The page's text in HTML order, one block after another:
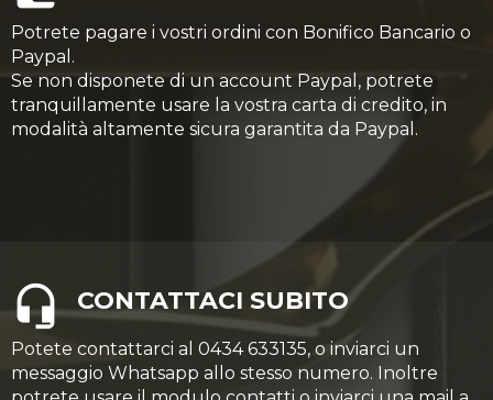
Potrete pagare i vostri ordini con Bonifico Bancario o
Paypal.
Se non disponete di un account Paypal, potrete
tranquillamente usare la vostra carta di credito, in
modalità altamente sicura garantita da Paypal.
CONTATTACI SUBITO
Potete contattarci al 0434 633135, o inviarci un
messaggio Whatsapp allo stesso numero. Inoltre